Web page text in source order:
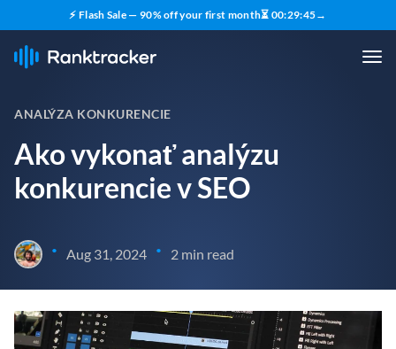
⚡ Flash Sale — 90% off your first month⏳ 00:29:45→
ANALÝZA KONKURENCIE
Ako vykonať analýzu
konkurencie v SEO
• Aug 31, 2024 • 2 min read